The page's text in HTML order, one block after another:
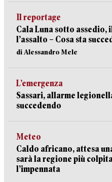
Il reportage
Cala Luna sotto assedio,
l’assalto – Cosa sta
di Alessandro Mele
L’emergenza
Sassari, allarme
succedendo
Meteo
Caldo africano, attesa
sarà la regione più
l’impennata